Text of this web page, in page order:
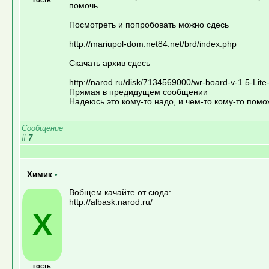
помочь.
Посмотреть и попробовать можно сдесь
http://mariupol-dom.net84.net/brd/index.php
Скачать архив сдесь
http://narod.ru/disk/7134569000/wr-board-v-1.5-
Прямая в предидущем сообщении
Надеюсь это кому-то надо, и чем-то кому-то
Сообщение
# 7
Химик •
Х
гость
Вобщем качайте от сюда:
http://albask.narod.ru/